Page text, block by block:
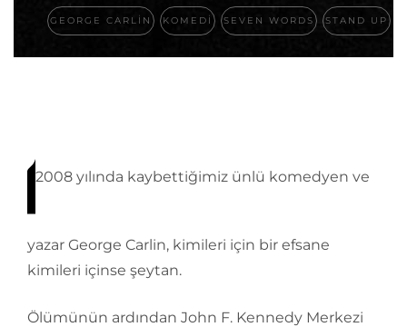
GEORGE CARLIN KOMEDI SEVEN WORDS STAND UP
2008 yılında kaybettiğimiz ünlü komedyen ve
yazar George Carlin, kimileri için bir efsane
kimileri içinse şeytan.
Ölümünün ardından John F. Kennedy Merkezi